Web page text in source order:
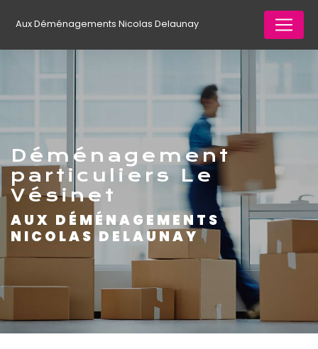
Aux Déménagements Nicolas Delaunay
déménagement
particuliers Le
Vésinet
AUX DÉMÉNAGEMENTS
NICOLAS DELAUNAY